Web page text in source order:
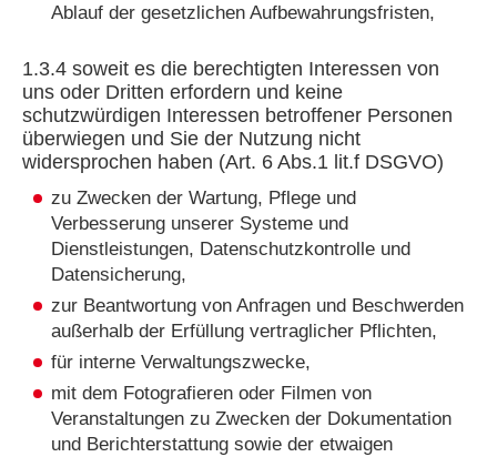
Ablauf der gesetzlichen Aufbewahrungsfristen,
1.3.4 soweit es die berechtigten Interessen von
uns oder Dritten erfordern und keine
schutzwürdigen Interessen betroffener Personen
überwiegen und Sie der Nutzung nicht
widersprochen haben (Art. 6 Abs.1 lit.f DSGVO)
zu Zwecken der Wartung, Pflege und
Verbesserung unserer Systeme und
Dienstleistungen, Datenschutzkontrolle und
Datensicherung,
zur Beantwortung von Anfragen und Beschwerden
außerhalb der Erfüllung vertraglicher Pflichten,
für interne Verwaltungszwecke,
mit dem Fotografieren oder Filmen von
Veranstaltungen zu Zwecken der Dokumentation
und Berichterstattung sowie der etwaigen